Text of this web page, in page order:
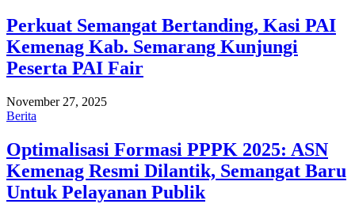
Perkuat Semangat Bertanding, Kasi PAI
Kemenag Kab. Semarang Kunjungi
Peserta PAI Fair
November 27, 2025
Berita
Optimalisasi Formasi PPPK 2025: ASN
Kemenag Resmi Dilantik, Semangat Baru
Untuk Pelayanan Publik